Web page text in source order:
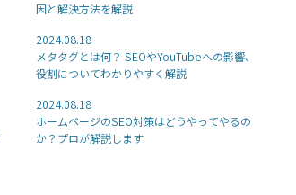
因と解決方法を解説
2024.08.18
メタタグとは何？ SEOやYouTubeへの影響、
役割についてわかりやすく解説
2024.08.18
ホームページのSEO対策はどうやってやるの
か？プロが解説します